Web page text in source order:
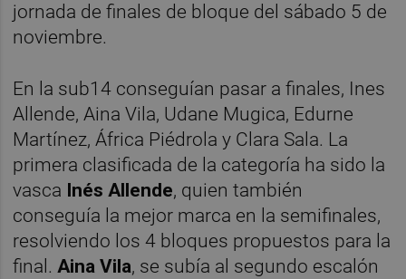
jornada de finales de bloque del sábado 5 de
noviembre.
En la sub14 conseguían pasar a finales, Ines
Allende, Aina Vila, Udane Mugica, Edurne
Martínez, África Piédrola y Clara Sala. La
primera clasificada de la categoría ha sido la
vasca Inés Allende, quien también
conseguía la mejor marca en la semifinales,
resolviendo los 4 bloques propuestos para la
final. Aina Vila, se subía al segundo escalón